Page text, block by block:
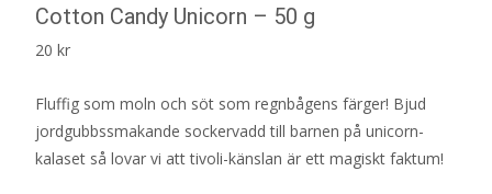
Cotton Candy Unicorn – 50 g
20 kr
Fluffig som moln och söt som regnbågens färger! Bjud
jordgubbssmakande sockervadd till barnen på unicorn-
kalaset så lovar vi att tivoli-känslan är ett magiskt faktum!